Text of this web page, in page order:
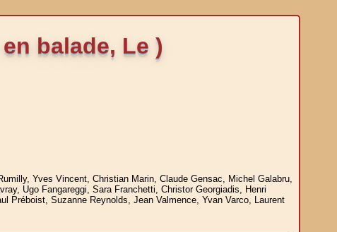
balade, Le )
Yves Vincent, Christian Marin, Claude Gensac, Michel Galabru,
Ugo Fangareggi, Sara Franchetti, Christor Georgiadis, Henri
Préboist, Suzanne Reynolds, Jean Valmence, Yvan Varco, Laurent